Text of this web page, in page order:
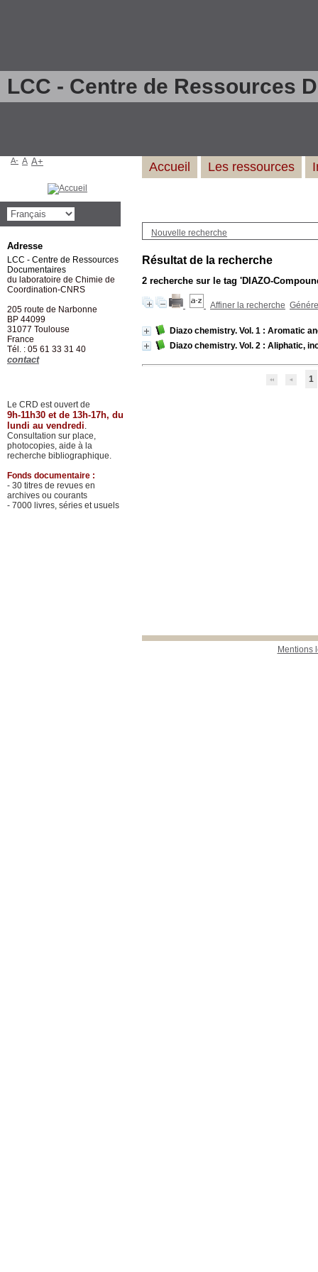
LCC - Centre de Ressources
Nouvelle recherche
Résultat de la recherche
2 recherche sur le tag 'DIAZO-
Affiner la recherche
Diazo chemistry. Vol. 1 : Aromatic
Diazo chemistry. Vol. 2 : Aliphatic,
1
Mentions
Accueil Les ressources
A- A A+
Adresse
LCC - Centre de Ressources
Documentaires
du laboratoire de Chimie de
Coordination-CNRS
205 route de Narbonne
BP 44099
31077 Toulouse
France
Tél. : 05 61 33 31 40
contact
Le CRD est ouvert de
9h-11h30 et de 13h-17h, du
lundi au vendredi.
Consultation sur place,
photocopies, aide à la
recherche bibliographique.
Fonds documentaire :
- 30 titres de revues en
archives ou courants
- 7000 livres, séries et usuels